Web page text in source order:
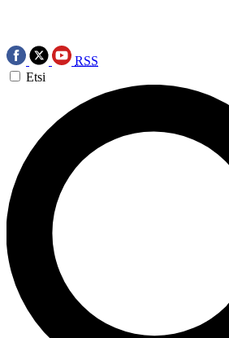
RSS
Etsi